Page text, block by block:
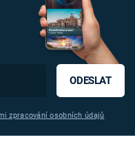
ODESLAT
zpracování osobních údajů